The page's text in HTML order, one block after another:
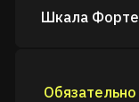
Шкала Форте
Обязательно